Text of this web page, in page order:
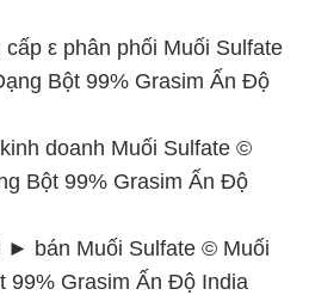
ε phân phối Muối Sulfate
Bột 99% Grasim Ấn Độ
doanh Muối Sulfate ©
Bột 99% Grasim Ấn Độ
► bán Muối Sulfate © Muối
99% Grasim Ấn Độ India